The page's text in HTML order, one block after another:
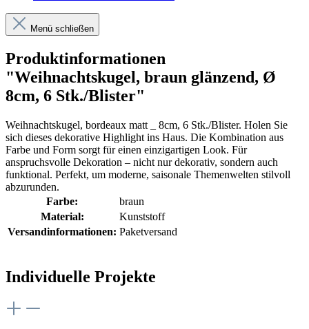
Menü schließen
Produktinformationen
"Weihnachtskugel, braun glänzend, Ø
8cm, 6 Stk./Blister"
Weihnachtskugel, bordeaux matt _ 8cm, 6 Stk./Blister. Holen Sie
sich dieses dekorative Highlight ins Haus. Die Kombination aus
Farbe und Form sorgt für einen einzigartigen Look. Für
anspruchsvolle Dekoration – nicht nur dekorativ, sondern auch
funktional. Perfekt, um moderne, saisonale Themenwelten stilvoll
abzurunden.
Farbe:
braun
Material:
Kunststoff
Versandinformationen: Paketversand
Individuelle Projekte